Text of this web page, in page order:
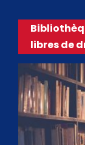
libres de